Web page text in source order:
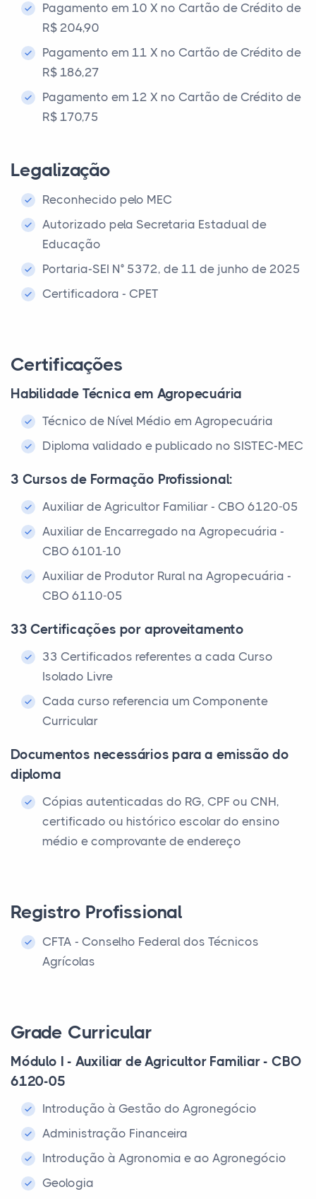
Pagamento em 10 X no Cartão de Crédito de
R$ 204,90
Pagamento em 11 X no Cartão de Crédito de
R$ 186,27
Pagamento em 12 X no Cartão de Crédito de
R$ 170,75
Legalização
Reconhecido pelo MEC
Autorizado pela Secretaria Estadual de
Educação
Portaria-SEI N° 5372, de 11 de junho de 2025
Certificadora - CPET
Certificações
Habilidade Técnica em Agropecuária
Técnico de Nível Médio em Agropecuária
Diploma validado e publicado no SISTEC-MEC
3 Cursos de Formação Profissional:
Auxiliar de Agricultor Familiar - CBO 6120-05
Auxiliar de Encarregado na Agropecuária -
CBO 6101-10
Auxiliar de Produtor Rural na Agropecuária -
CBO 6110-05
33 Certificações por aproveitamento
33 Certificados referentes a cada Curso
Isolado Livre
Cada curso referencia um Componente
Curricular
Documentos necessários para a emissão do
diploma
Cópias autenticadas do RG, CPF ou CNH,
certificado ou histórico escolar do ensino
médio e comprovante de endereço
Registro Profissional
CFTA - Conselho Federal dos Técnicos
Agrícolas
Grade Curricular
Módulo I - Auxiliar de Agricultor Familiar - CBO
6120-05
Introdução à Gestão do Agronegócio
Administração Financeira
Introdução à Agronomia e ao Agronegócio
Geologia